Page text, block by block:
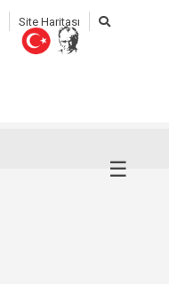
Site Haritası
☰